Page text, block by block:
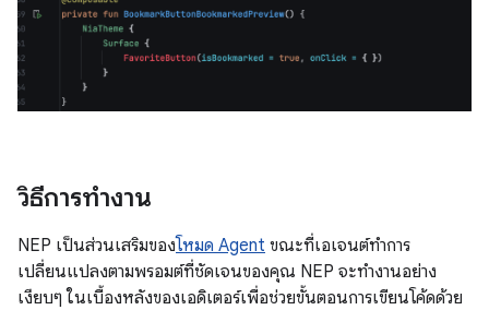
วิธีการทำงาน
NEP เป็นส่วนเสริมของโหมด Agent ขณะที่เอเจนต์ทำการ
เปลี่ยนแปลงตามพรอมต์ที่ชัดเจนของคุณ NEP จะทำงานอย่าง
เงียบๆ ในเบื้องหลังของเอดิเตอร์เพื่อช่วยขั้นตอนการเขียนโค้ดด้วย